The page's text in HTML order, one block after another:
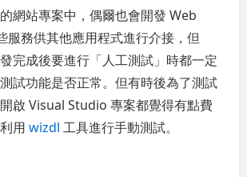
網站專案中，偶爾也會開發 Web
服務供其他應用程式進行介接，但
完成後要進行「人工測試」時都一定
試功能是否正常。但有時後為了測試
啟 Visual Studio 專案都覺得有點費
用wizdl 工具進行手動測試。